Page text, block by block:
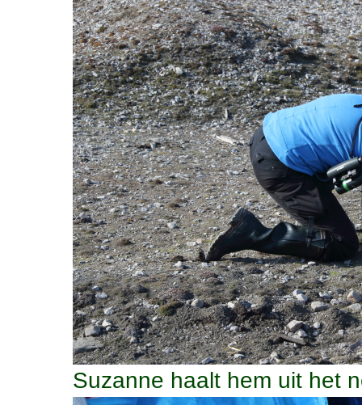
Suzanne haalt hem uit het